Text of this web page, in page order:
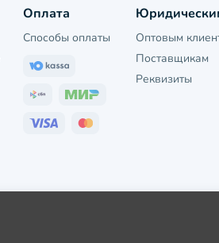
Оплата
Способы оплаты
Оптовым
Поставщикам
Реквизиты